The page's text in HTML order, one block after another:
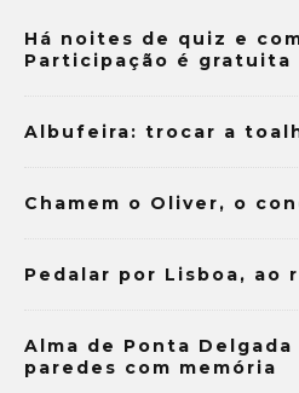
Há noites de quiz e
Participação é gratuita
Albufeira: trocar a
Chamem o Oliver, o
Pedalar por Lisboa, ao
Alma de Ponta
paredes com memória